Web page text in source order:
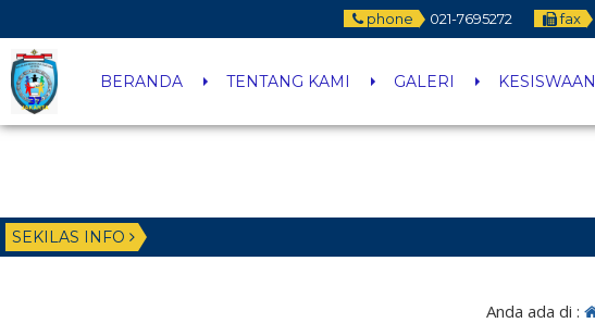
phone 021-7695272 fax
BERANDA TENTANG KAMI GALERI KESISWAAN
SEKILAS INFO
Anda ada di :